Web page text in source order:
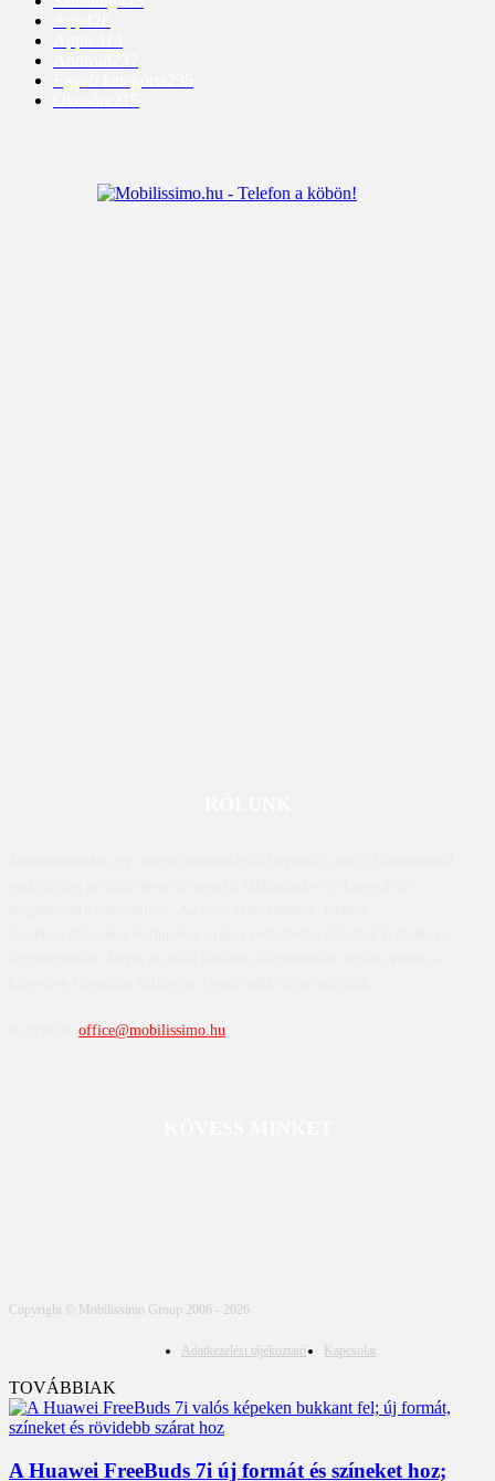
office@mobilissimo.hu
Copyright © Mobilissimo Group 2006 - 2026
Adatkezelési tájékoztató Kapcsolat
TOVÁBBIAK
A Huawei FreeBuds 7i új formát és színeket hoz;